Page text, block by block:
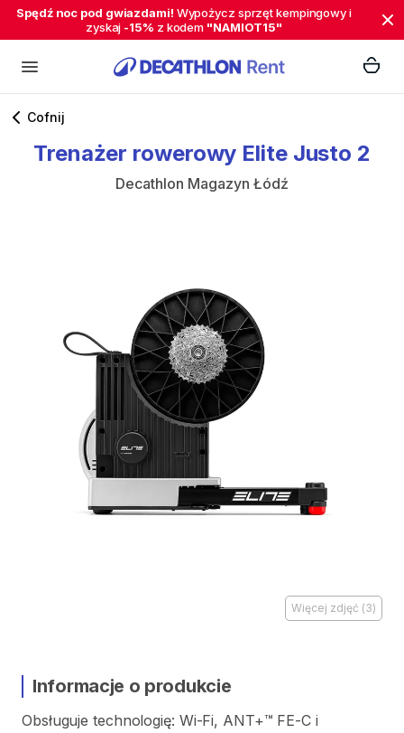
Spędź noc pod gwiazdami! Wypożycz sprzęt kempingowy i
zyskaj -15% z kodem "NAMIOT15"
Cofnij
Trenażer rowerowy Elite Justo 2
Decathlon Magazyn Łódź
Więcej zdjęć (3)
Informacje o produkcie
Obsługuje technologię: Wi-Fi​,​ ANT+™ FE-C i